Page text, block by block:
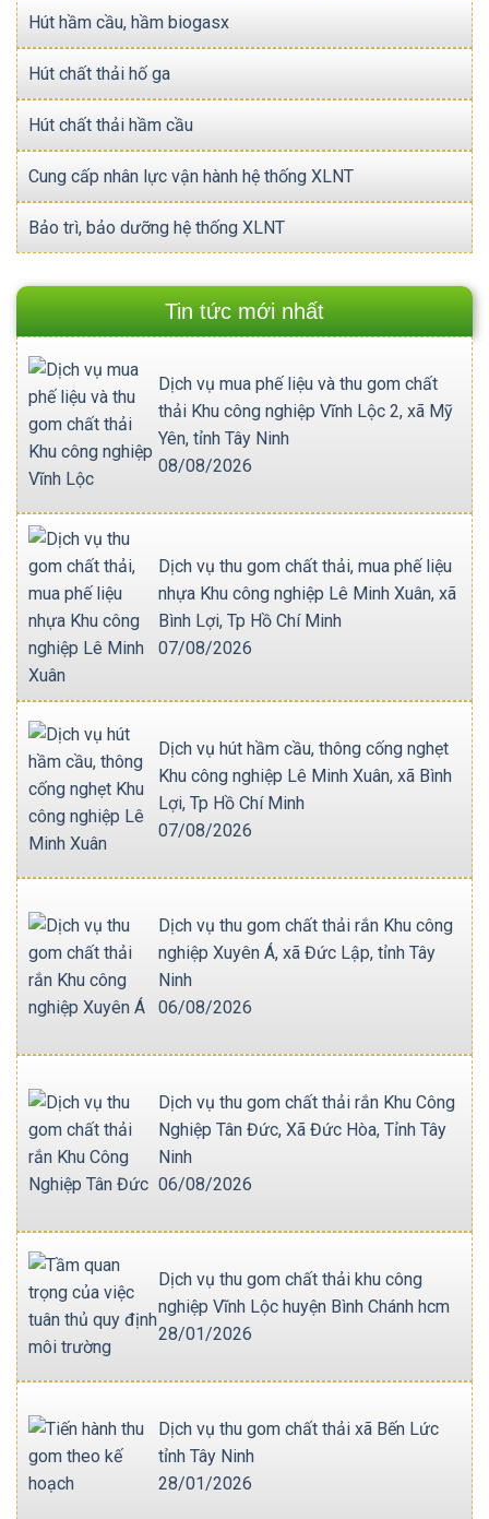
Hút hầm cầu, hầm biogasx
Hút chất thải hố ga
Hút chất thải hầm cầu
Cung cấp nhân lực vận hành hệ thống XLNT
Bảo trì, bảo dưỡng hệ thống XLNT
Tin tức mới nhất
Dịch vụ mua phế liệu và thu gom chất
thải Khu công nghiệp Vĩnh Lộc 2, xã Mỹ
Yên, tỉnh Tây Ninh
08/08/2026
Dịch vụ thu gom chất thải, mua phế liệu
nhựa Khu công nghiệp Lê Minh Xuân, xã
Bình Lợi, Tp Hồ Chí Minh
07/08/2026
Dịch vụ hút hầm cầu, thông cống nghẹt
Khu công nghiệp Lê Minh Xuân, xã Bình
Lợi, Tp Hồ Chí Minh
07/08/2026
Dịch vụ thu gom chất thải rắn Khu công
nghiệp Xuyên Á, xã Đức Lập, tỉnh Tây
Ninh
06/08/2026
Dịch vụ thu gom chất thải rắn Khu Công
Nghiệp Tân Đức, Xã Đức Hòa, Tỉnh Tây
Ninh
06/08/2026
Dịch vụ thu gom chất thải khu công
nghiệp Vĩnh Lộc huyện Bình Chánh hcm
28/01/2026
Dịch vụ thu gom chất thải xã Bến Lức
tỉnh Tây Ninh
28/01/2026